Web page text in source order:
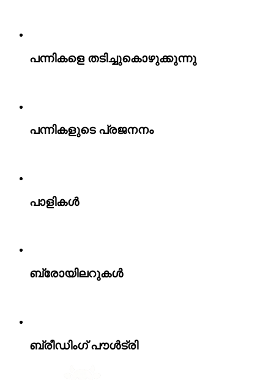
പന്നികളെ തടിച്ചുകൊഴുക്കുന്നു
പന്നികളുടെ പ്രജനനം
പാളികൾ
ബ്രോയിലറുകൾ
ബ്രീഡിംഗ് പൗൾട്രി